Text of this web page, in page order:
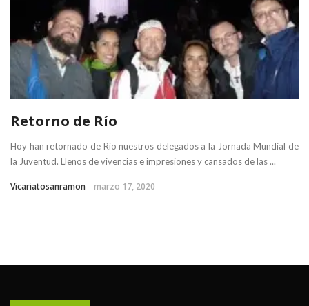
Retorno de Río
Hoy han retornado de Río nuestros delegados a la Jornada Mundial de
la Juventud. Llenos de vivencias e impresiones y cansados de las ...
Vicariatosanramon marzo 17, 2020